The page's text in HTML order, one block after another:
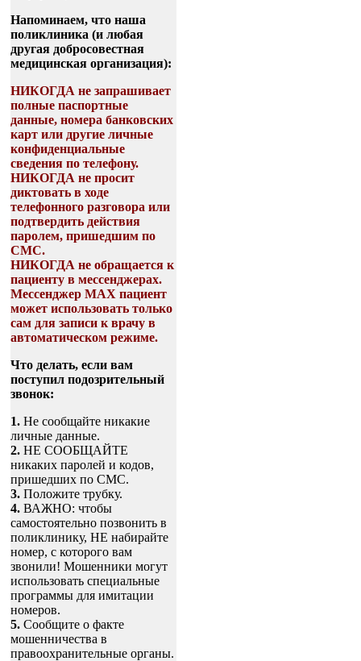
Напоминаем, что наша
поликлиника (и любая
другая добросовестная
медицинская организация):
НИКОГДА не запрашивает
полные паспортные
данные, номера банковских
карт или другие личные
конфиденциальные
сведения по телефону.
НИКОГДА не просит
диктовать в ходе
телефонного разговора или
подтвердить действия
паролем, пришедшим по
СМС.
НИКОГДА не обращается к
пациенту в мессенджерах.
Мессенджер МАХ пациент
может использовать только
сам для записи к врачу в
автоматическом режиме.
Что делать, если вам
поступил подозрительный
звонок:
1. Не сообщайте никакие
личные данные.
2. НЕ СООБЩАЙТЕ
никаких паролей и кодов,
пришедших по СМС.
3. Положите трубку.
4. ВАЖНО: чтобы
самостоятельно позвонить в
поликлинику, НЕ набирайте
номер, с которого вам
звонили! Мошенники могут
использовать специальные
программы для имитации
номеров.
5. Сообщите о факте
мошенничества в
правоохранительные органы.